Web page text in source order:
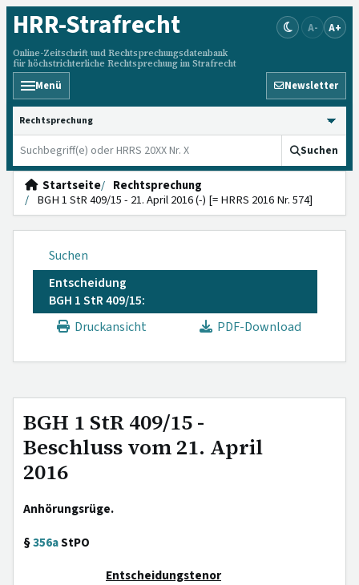
HRR-Strafrecht
Online-Zeitschrift und Rechtsprechungsdatenbank
für höchstrichterliche Rechtsprechung im Strafrecht
A- A+
Menü Newsletter
HRRS durchsuchen
Suchen
Startseite
Rechtsprechung
BGH 1 StR 409/15 - 21. April 2016 (-) [= HRRS 2016 Nr. 574]
Suchen
Entscheidung
BGH 1 StR 409/15:
Druckansicht
PDF-Download
BGH 1 StR 409/15 -
Beschluss vom 21. April
2016
Anhörungsrüge.
§356aStPO
Entscheidungstenor